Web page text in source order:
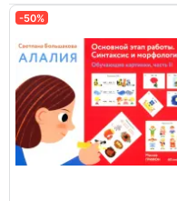
-50%